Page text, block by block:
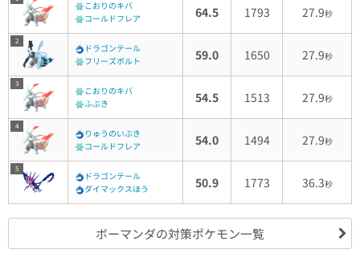
こおりのキバ
コールドフレア
64.5 1793 27.9秒
2
ドラゴンテール
フリーズボルト
59.0 1650 27.9秒
3
こおりのキバ
ふぶき
54.5 1513 27.9秒
4
りゅうのいぶき
コールドフレア
54.0 1494 27.9秒
5
ドラゴンテール
ダイマックスほう
50.9 1773 36.3秒
ボーマンダの対策ポケモン一覧